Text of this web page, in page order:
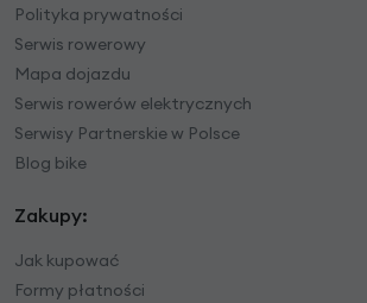
Polityka prywatności
Serwis rowerowy
Mapa dojazdu
Serwis rowerów elektrycznych
Serwisy Partnerskie w Polsce
Blog bike
Zakupy:
Jak kupować
Formy płatności